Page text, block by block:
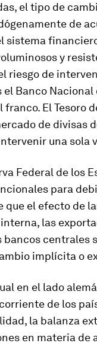
el tipo de
de
sistema
y
riesgo de
Banco
El Tesoro
de divisas
una sola
Federal de los
para
que el efecto de
las
centrales
implícita o
en el lado
de los
la balanza
en materia de